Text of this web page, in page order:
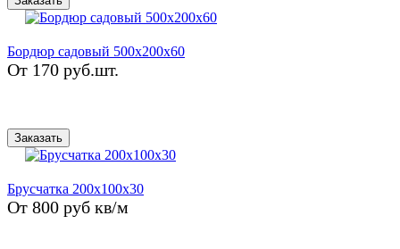
Бордюр садовый 500x200x60
От 170 руб.шт.
Заказать
Брусчатка 200х100х30
От 800 руб кв/м